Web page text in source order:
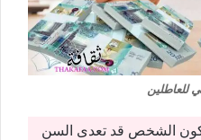
الشخص قد تعدى السن